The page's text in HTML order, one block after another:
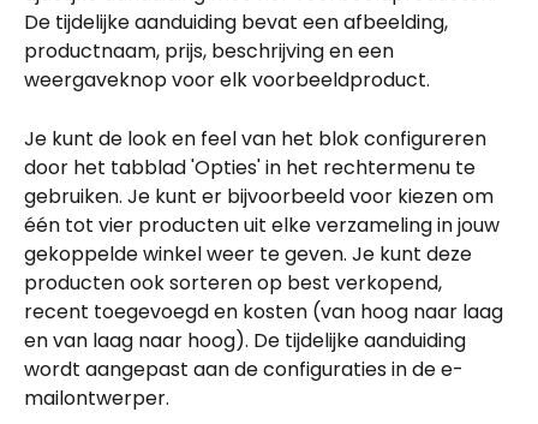
De tijdelijke aanduiding bevat een afbeelding,
productnaam, prijs, beschrijving en een
weergaveknop voor elk voorbeeldproduct.
Je kunt de look en feel van het blok configureren
door het tabblad 'Opties' in het rechtermenu te
gebruiken. Je kunt er bijvoorbeeld voor kiezen om
één tot vier producten uit elke verzameling in jouw
gekoppelde winkel weer te geven. Je kunt deze
producten ook sorteren op best verkopend,
recent toegevoegd en kosten (van hoog naar laag
en van laag naar hoog). De tijdelijke aanduiding
wordt aangepast aan de configuraties in de e-
mailontwerper.